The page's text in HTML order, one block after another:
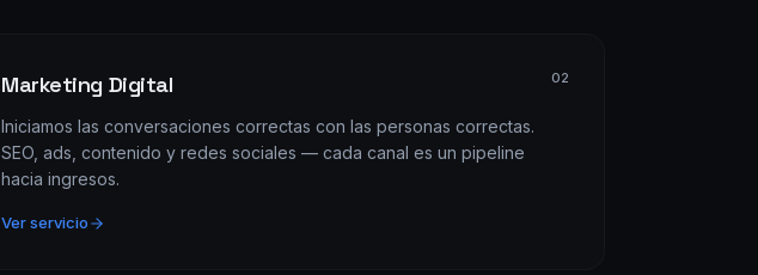
Marketing Digital 02
Iniciamos las conversaciones correctas con las personas correctas.
SEO, ads, contenido y redes sociales — cada canal es un pipeline
hacia ingresos.
Ver servicio